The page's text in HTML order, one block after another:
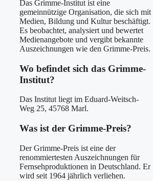
Das Grimme-Institut ist eine
gemeinnützige Organisation, die sich mit
Medien, Bildung und Kultur beschäftigt.
Es beobachtet, analysiert und bewertet
Medienangebote und vergibt bekannte
Auszeichnungen wie den Grimme-Preis.
Wo befindet sich das Grimme-
Institut?
Das Institut liegt im Eduard-Weitsch-
Weg 25, 45768 Marl.
Was ist der Grimme-Preis?
Der Grimme-Preis ist eine der
renommiertesten Auszeichnungen für
Fernsehproduktionen in Deutschland. Er
wird seit 1964 jährlich verliehen.